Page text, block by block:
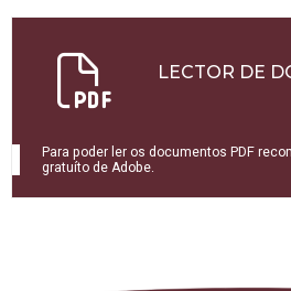
LECTOR DE
Para poder ler os documentos PDF
gratuíto de Adobe.